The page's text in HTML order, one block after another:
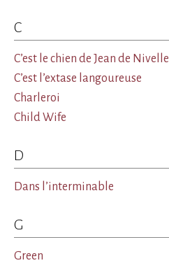
C
C’est le chien de Jean de Nivelle
C’est l’extase langoureuse
Charleroi
Child Wife
D
Dans l’interminable
G
Green